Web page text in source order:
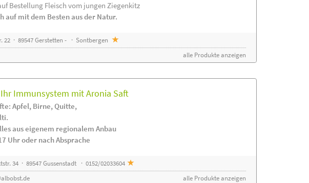
Bestellung Fleisch vom jungen Ziegenkitz
auf mit dem Besten aus der Natur.
22 · 89547 Gerstetten - · Sontbergen
alle Produkte anzeigen
Immunsystem mit Aronia Saft
Apfel, Birne, Quitte,
aus eigenem regionalem Anbau
Uhr oder nach Absprache
34 · 89547 Gussenstadt · 0152/02033604
alle Produkte anzeigen